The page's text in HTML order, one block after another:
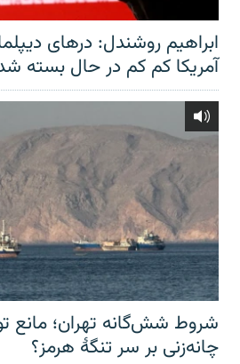
ابراهیم روشندل: درهای
آمریکا کم کم در حال بسته
شروط شش‌گانه تهران؛ مانع
چانه‌زنی بر سر تنگهٔ هرمز؟